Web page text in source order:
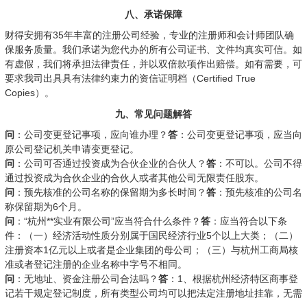
八、承诺保障
财得安拥有35年丰富的注册公司经验，专业的注册师和会计师团队确
保服务质量。我们承诺为您代办的所有公司证书、文件均真实可信。如
有虚假，我们将承担法律责任，并以双倍款项作出赔偿。如有需要，可
要求我司出具具有法律约束力的资信证明档（Certified True
Copies）。
九、常见问题解答
问 ：公司变更登记事项，应向谁办理？答 ：公司变更登记事项，应当向
原公司登记机关申请变更登记。
问 ：公司可否通过投资成为合伙企业的合伙人？答 ：不可以。公司不得
通过投资成为合伙企业的合伙人或者其他公司无限责任股东。
问 ：预先核准的公司名称的保留期为多长时间？答 ：预先核准的公司名
称保留期为6个月。
问 ：“杭州**实业有限公司”应当符合什么条件？答 ：应当符合以下条
件：（一）经济活动性质分别属于国民经济行业5个以上大类；（二）
注册资本1亿元以上或者是企业集团的母公司；（三）与杭州工商局核
准或者登记注册的企业名称中字号不相同。
问 ：无地址、资金注册公司合法吗？答 ：1、根据杭州经济特区商事登
记若干规定登记制度，所有类型公司均可以把法定注册地址挂靠，无需